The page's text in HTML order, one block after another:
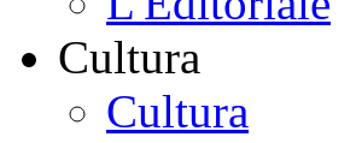
Cultura
Cultura